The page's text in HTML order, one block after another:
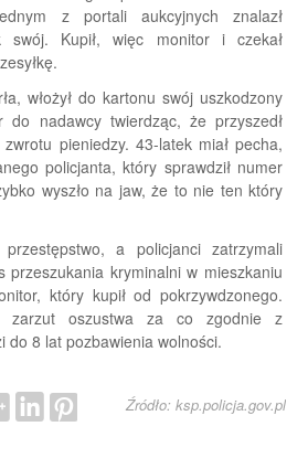
z portali aukcyjnych znalazł
swój. Kupił, więc monitor i czekał
włożył do kartonu swój uszkodzony
do nadawcy twierdząc, że przyszedł
pieniedzy. 43-latek miał pecha,
policjanta, który sprawdził numer
wyszło na jaw, że to nie ten który
przestępstwo, a policjanci zatrzymali
przeszukania kryminalni w mieszkaniu
który kupił od pokrzywdzonego.
zarzut oszustwa za co zgodnie z
do 8 lat pozbawienia wolności.
Źródło: ksp.policja.gov.pl